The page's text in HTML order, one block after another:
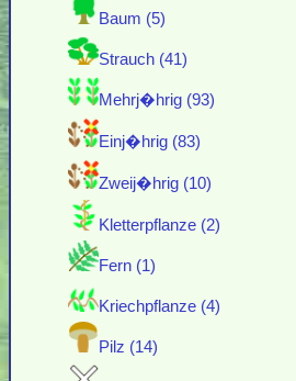
Baum (5)
Strauch (41)
Mehrj�hrig (93)
Einj�hrig (83)
Zweij�hrig (10)
Kletterpflanze (2)
Fern (1)
Kriechpflanze (4)
Pilz (14)